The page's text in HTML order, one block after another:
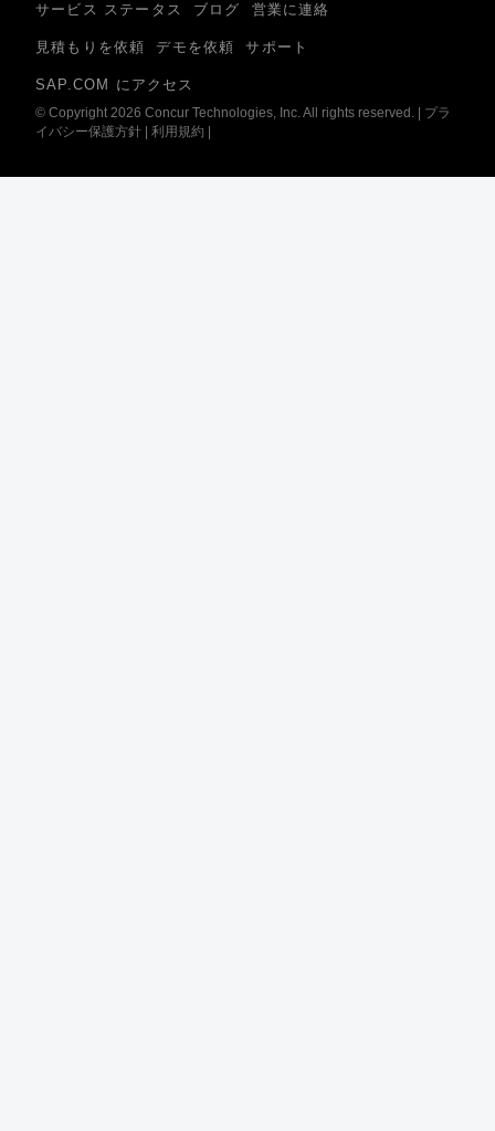
サービス ステータス ブログ 営業に連絡
見積もりを依頼 デモを依頼 サポート
SAP.COM にアクセス
© Copyright 2026 Concur Technologies, Inc. All rights reserved.
プラ
イバシー保護方針
利用規約